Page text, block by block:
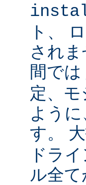
ト、
され
間では
定、
よう
す。
ドラ
ル全